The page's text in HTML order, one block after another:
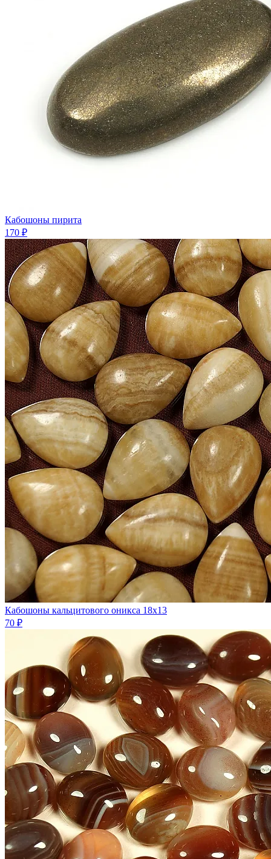
Кабошоны пирита
170 ₽
Кабошоны кальцитового оникса 18х13
70 ₽